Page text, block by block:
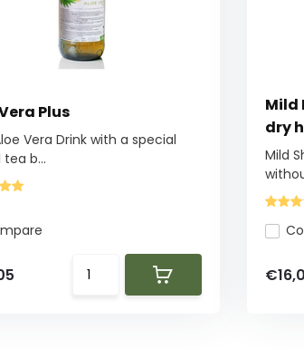
Plus
Vera Drink with a special
b...
Mild
dry
Mild